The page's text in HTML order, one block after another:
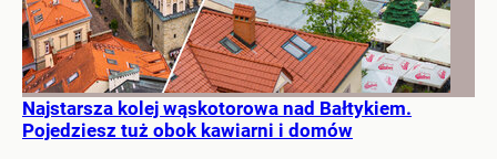
Najstarsza kolej wąskotorowa nad Bałtykiem.
Pojedziesz tuż obok kawiarni i domów